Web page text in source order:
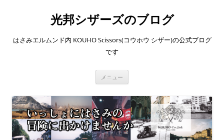
へ
ス
光邦シザーズのブログ
はさみエルムンド内 KOUHO Scissors(コウホウ シザー)の公式ブログ
です
メニュー